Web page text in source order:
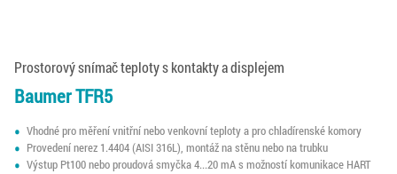
Prostorový snímač teploty s kontakty a displejem
Baumer TFR5
Vhodné pro měření vnitřní nebo venkovní teploty a pro chladírenské komory
Provedení nerez 1.4404 (AISI 316L), montáž na stěnu nebo na trubku
Výstup Pt100 nebo proudová smyčka 4...20 mA s možností komunikace HART